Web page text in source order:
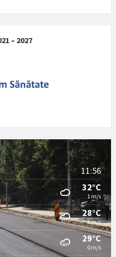
– 2027
11:56
32°C
1 m/s
28°C
5 m/s
29°C
0 m/s